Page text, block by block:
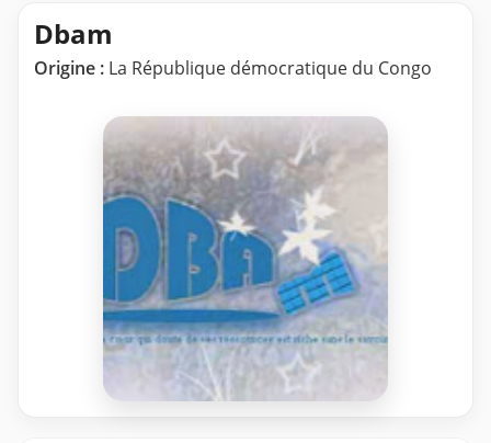
Dbam
Origine : La République démocratique du Congo